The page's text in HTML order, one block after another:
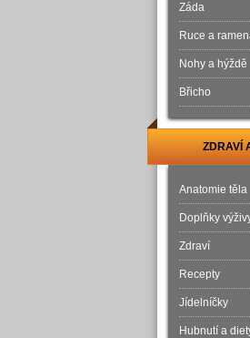
Záda
Ruce a
Nohy a hýždě
Břicho
ZDRAVÍ
Anatomie těla
Doplňky
Zdraví
Recepty
Jídelníčky
Hubnutí a